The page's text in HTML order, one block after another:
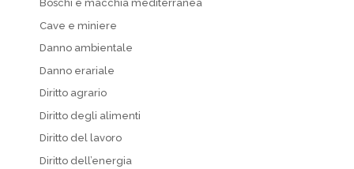
Boschi e macchia mediterranea
Cave e miniere
Danno ambientale
Danno erariale
Diritto agrario
Diritto degli alimenti
Diritto del lavoro
Diritto dell’energia